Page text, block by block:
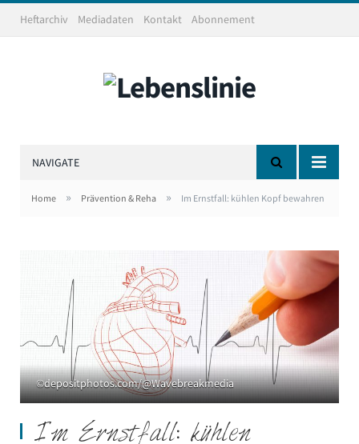
Heftarchiv Mediadaten Kontakt Abonnement
NAVIGATE
Home » Prävention & Reha » Im Ernstfall: kühlen Kopf bewahren
©depositphotos.com/@Wavebreakmedia
Im Ernstfall: kühlen